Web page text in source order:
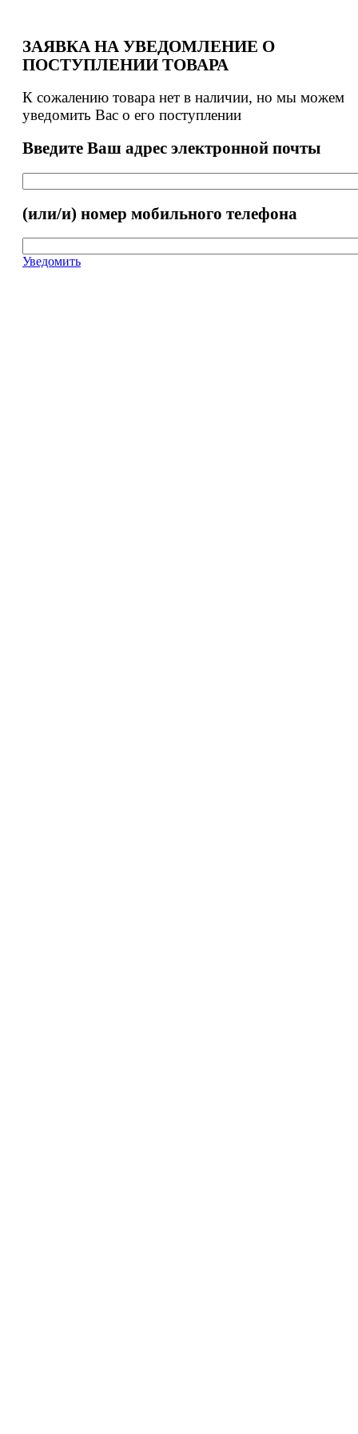
ЗАЯВКА НА УВЕДОМЛЕНИЕ О
ПОСТУПЛЕНИИ ТОВАРА
К сожалению товара нет в наличии, но мы можем
уведомить Вас о его поступлении
Введите Ваш адрес электронной почты
(или/и) номер мобильного телефона
Уведомить